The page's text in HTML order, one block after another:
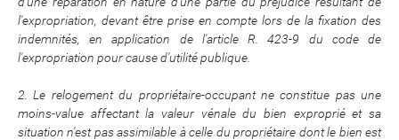
l'expropriation, devant être prise en compte lors de la fixation des
indemnités, en application de l'article R. 423-9 du code de
l'expropriation pour cause d'utilité publique.
2. Le relogement du propriétaire-occupant ne constitue pas une
moins-value affectant la valeur vénale du bien exproprié et sa
situation n'est pas assimilable à celle du propriétaire dont le bien est